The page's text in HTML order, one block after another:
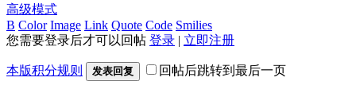
高级模式
B Color Image Link Quote Code Smilies
您需要登录后才可以回帖 登录 | 立即注册
本版积分规则 发表回复 回帖后跳转到最后一页